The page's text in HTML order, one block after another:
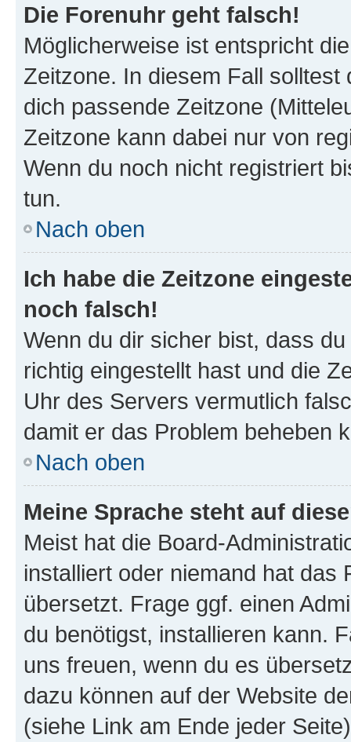
Die Forenuhr geht falsch!
Möglicherweise ist entspricht
Zeitzone. In diesem Fall solltest
dich passende Zeitzone
Zeitzone kann dabei nur von
Wenn du noch nicht registriert
tun.
Nach oben
Ich habe die Zeitzone
noch falsch!
Wenn du dir sicher bist, dass
richtig eingestellt hast und die
Uhr des Servers vermutlich
damit er das Problem beheben
Nach oben
Meine Sprache steht auf
Meist hat die Board-
installiert oder niemand hat das
übersetzt. Frage ggf. einen
du benötigst, installieren kann.
uns freuen, wenn du es
dazu können auf der Website
(siehe Link am Ende jeder